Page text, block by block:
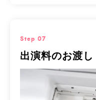
Step 07
出演料のお渡し